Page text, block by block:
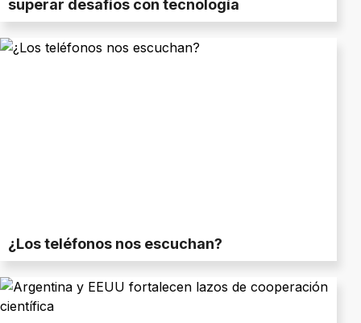
superar desafíos con tecnología
¿Los teléfonos nos escuchan?